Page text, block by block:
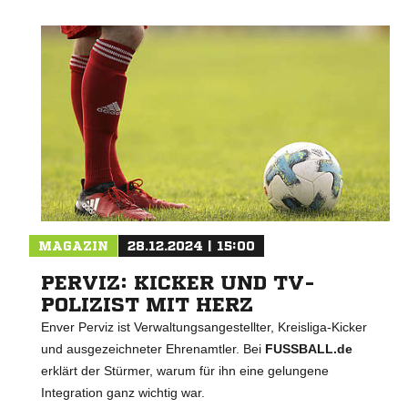
MAGAZIN 28.12.2024 | 15:00
PERVIZ: KICKER UND TV-
POLIZIST MIT HERZ
Enver Perviz ist Verwaltungsangestellter, Kreisliga-Kicker
und ausgezeichneter Ehrenamtler. Bei FUSSBALL.de
erklärt der Stürmer, warum für ihn eine gelungene
Integration ganz wichtig war.